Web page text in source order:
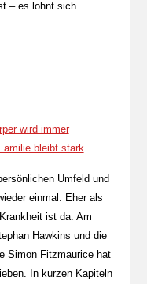
– es lohnt sich.
wird immer
bleibt stark
Umfeld und
einmal. Eher als
ist da. Am
Hawkins und die
Simon Fitzmaurice hat
In kurzen Kapiteln